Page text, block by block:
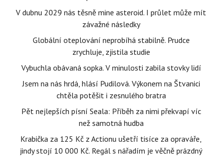
V dubnu 2029 nás těsně mine asteroid. I průlet může mít
závažné následky
Globální oteplování neprobíhá stabilně. Prudce
zrychluje, zjistila studie
Vybuchla obávaná sopka. V minulosti zabila stovky lidí
Jsem na nás hrdá, hlásí Pudilová. Výkonem na Štvanici
chtěla potěšit i zesnulého bratra
Pět nejlepších písní Seala: Příběh za nimi překvapí víc
než samotná hudba
Krabička za 125 Kč z Actionu ušetří tisíce za opraváře,
jindy stojí 10 000 Kč. Regál s nářadím je věčně prázdný